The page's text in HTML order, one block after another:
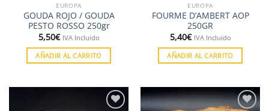
EUROPA
GOUDA ROJO / GOUDA
PESTO ROSSO 250gr
5,50€ IVA Incluido
AÑADIR AL CARRITO
EUROPA
FOURME D’AMBERT AOP
250GR
5,40€ IVA Incluido
AÑADIR AL CARRITO